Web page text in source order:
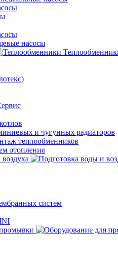
насосы
и чугунных радиаторов
теплообменников
отопления
систем